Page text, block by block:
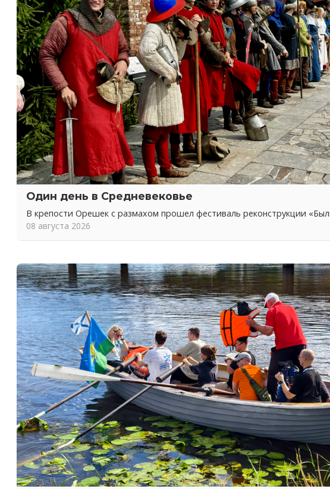
Один день в Средневековье
В крепости Орешек с размахом прошел фестиваль реконструкции
08 августа 2026